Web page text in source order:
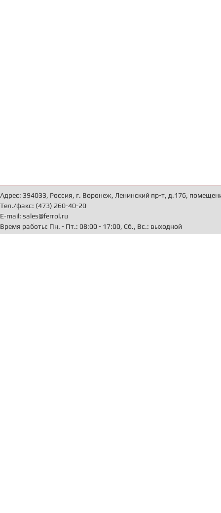
Адрес: 394033, Россия, г. Воронеж, Ленинский пр-т, д.176,
Тел./факс: (473) 260-40-20
E-mail: sales@ferrol.ru
Время работы: Пн. - Пт.: 08:00 - 17:00, Сб., Вс.: выходной